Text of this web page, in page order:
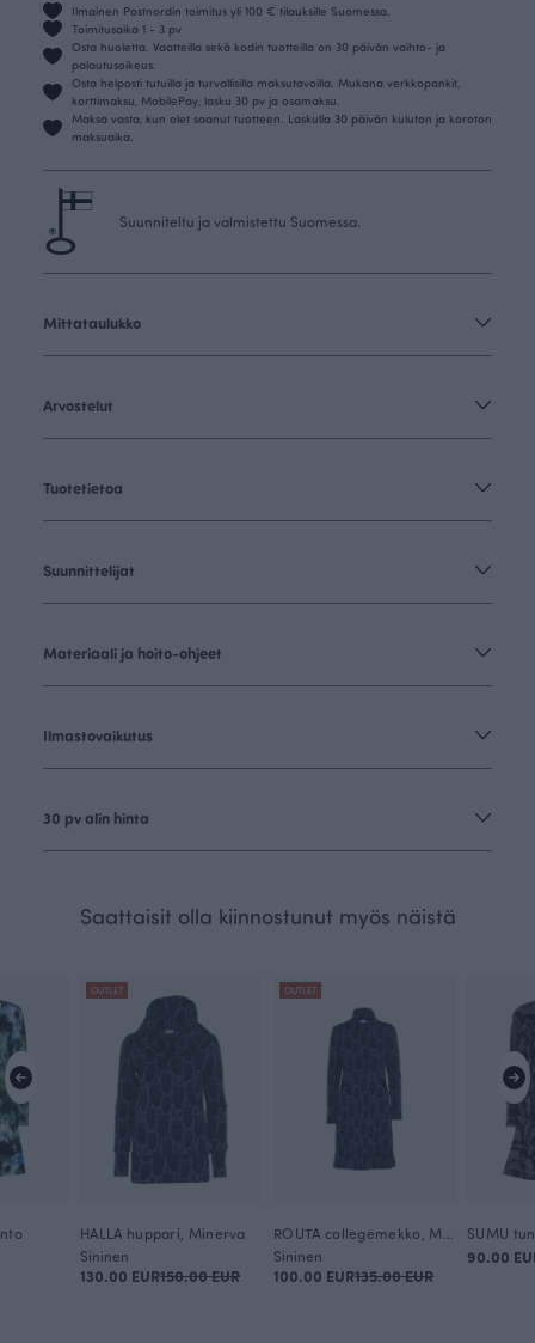
Ilmainen Postnordin toimitus yli 100 € tilauksille Suomessa.
Toimitusaika 1 - 3 pv
Osta huoletta. Vaatteilla sekä kodin tuotteilla on 30 päivän vaihto- ja
palautusoikeus.
Osta helposti tutuilla ja turvallisilla maksutavoilla. Mukana verkkopankit,
korttimaksu, MobilePay, lasku 30 pv ja osamaksu.
Maksa vasta, kun olet saanut tuotteen. Laskulla 30 päivän kuluton ja koroton
maksuaika.
Suunniteltu ja valmistettu Suomessa.
Mittataulukko
Arvostelut
Tuotetietoa
Suunnittelijat
Materiaali ja hoito-ohjeet
Ilmastovaikutus
30 pv alin hinta
Saattaisit olla kiinnostunut myös näistä
OUTLET
HALLA huppari, Minerva
Sininen
130.00 EUR150.00 EUR
OUTLET
Sininen
100.00 EUR135.00 EUR
90.00